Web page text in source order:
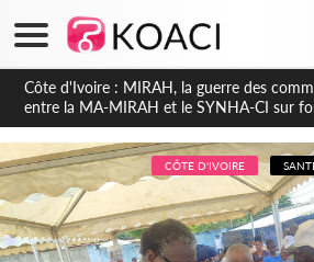
Côte d'Ivoire : Indépendance 2026, Thiam
environnement démocratique plus apaisé
CÔTE D'IVOIRE